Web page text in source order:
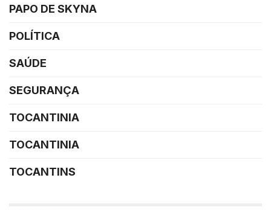
PAPO DE SKYNA
POLÍTICA
SAÚDE
SEGURANÇA
TOCANTINIA
TOCANTINIA
TOCANTINS